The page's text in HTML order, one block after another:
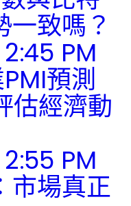
一致嗎？
PM
預測
估經濟動
PM
市場真正